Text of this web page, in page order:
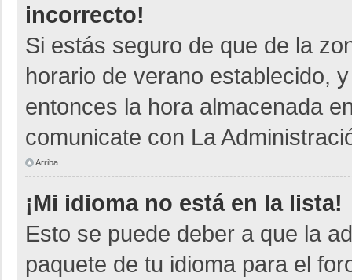
incorrecto!
Si estás seguro de que de la
horario de verano establecido,
entonces la hora almacenada
comunicate con La
Arriba
¡Mi idioma no está en la lista!
Esto se puede deber a que la
paquete de tu idioma para el